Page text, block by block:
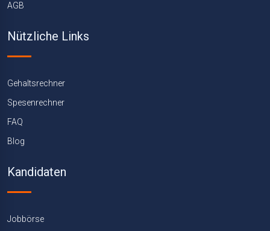
AGB
Nützliche Links
Gehaltsrechner
Spesenrechner
FAQ
Blog
Kandidaten
Jobbörse